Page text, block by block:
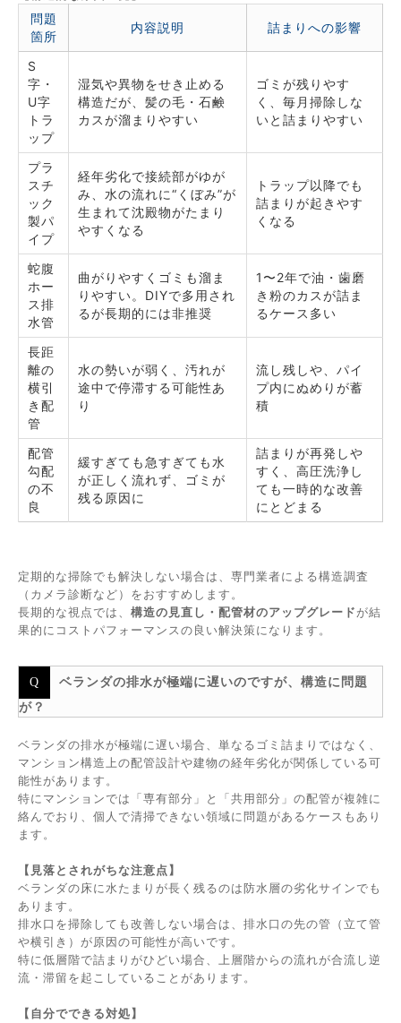
問題
箇所
内容説明 詰まりへの影響
S
字・
U字
トラ
ップ
湿気や異物をせき止める
構造だが、髪の毛・石鹸
カスが溜まりやすい
ゴミが残りやす
く、毎月掃除しな
いと詰まりやすい
プラ
スチ
ック
製パ
イプ
経年劣化で接続部がゆが
み、水の流れに“くぼみ”が
生まれて沈殿物がたまり
やすくなる
トラップ以降でも
詰まりが起きやす
くなる
蛇腹
ホー
ス排
水管
曲がりやすくゴミも溜ま
りやすい。DIYで多用され
るが長期的には非推奨
1〜2年で油・歯磨
き粉のカスが詰ま
るケース多い
長距
離の
横引
き配
管
水の勢いが弱く、汚れが
途中で停滞する可能性あ
り
流し残しや、パイ
プ内にぬめりが蓄
積
配管
勾配
の不
良
緩すぎても急すぎても水
が正しく流れず、ゴミが
残る原因に
詰まりが再発しや
すく、高圧洗浄し
ても一時的な改善
にとどまる
定期的な掃除でも解決しない場合は、専門業者による構造調査
（カメラ診断など）をおすすめします。
長期的な視点では、 構造の見直し・配管材のアップグレードが結
果的にコストパフォーマンスの良い解決策になります。
ベランダの排水が極端に遅いのですが、構造に問題
が？
ベランダの排水が極端に遅い場合、単なるゴミ詰まりではなく、
マンション構造上の配管設計や建物の経年劣化が関係している可
能性があります。
特にマンションでは「専有部分」と「共用部分」の配管が複雑に
絡んでおり、個人で清掃できない領域に問題があるケースもあり
ます。
【見落とされがちな注意点】
ベランダの床に水たまりが長く残るのは防水層の劣化サインでも
あります。
排水口を掃除しても改善しない場合は、排水口の先の管（立て管
や横引き）が原因の可能性が高いです。
特に低層階で詰まりがひどい場合、上層階からの流れが合流し逆
流・滞留を起こしていることがあります。
【自分でできる対処】